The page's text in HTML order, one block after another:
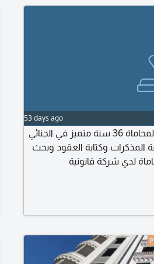
53 days ago
محامي بالنقض مصري الجنسية خبرة فبالمحاماة 36 سنة متميز في الجنائي
المذكرات وكتابة العقود وبحث
لدي شركة قانونية